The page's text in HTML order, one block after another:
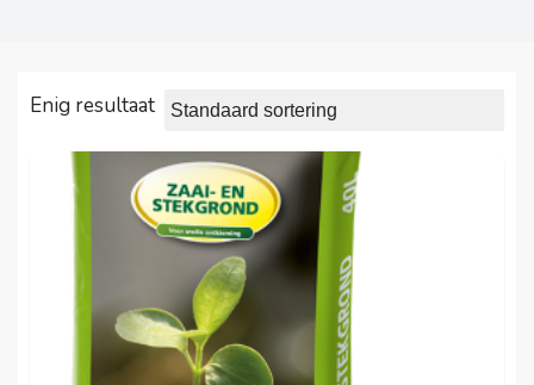
Enig resultaat